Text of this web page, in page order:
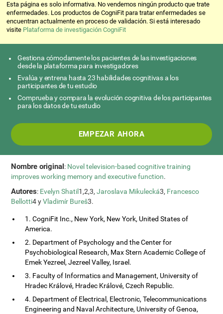
Esta página es solo informativa. No vendemos ningún producto que trate
enfermedades. Los productos de CogniFit para tratar enfermedades se
encuentran actualmente en proceso de validación. Si está interesado
visite Plataforma de investigación CogniFit
Gestiona cómodamente los pacientes de las investigaciones
desde la plataforma para investigadores
Evalúa y entrena hasta 23 habilidades cognitivas a los
participantes de tu estudio
Comprueba y compara la evolución cognitiva de los participantes
para los datos de tu estudio
EMPEZAR AHORA
Nombre original: Novel television-based cognitive training
improves working memory and executive function.
Autores: Evelyn Shatil 1,2,3,Jaroslava Mikulecká3, Francesco
Bellotti4 yVladimír Bureš3.
1. CogniFit Inc., New York, New York, United States of
America.
2. Department of Psychology and the Center for
Psychobiological Research, Max Stern Academic College of
Emek Yezreel, Jezreel Valley, Israel.
3. Faculty of Informatics and Management, University of
Hradec Králové, Hradec Králové, Czech Republic.
4. Department of Electrical, Electronic, Telecommunications
Engineering and Naval Architecture, University of Genoa,